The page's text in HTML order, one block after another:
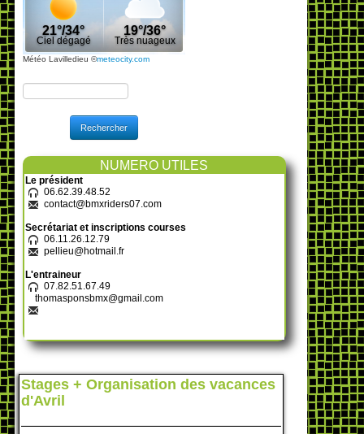
Météo Lavilledieu ©meteocity.com
Rechercher
NUMERO UTILES
Le président
06.62.39.48.52
contact@bmxriders07.com
Secrétariat et inscriptions courses
06.11.26.12.79
pellieu@hotmail.fr
L'entraineur
07.82.51.67.49
thomasponsbmx@gmail.com
Stages + Organisation des vacances
d'Avril